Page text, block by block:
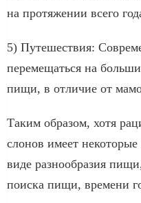
на протяжении всего
5) Путешествия:
перемещаться на
пищи, в отличие от
Таким образом, хотя
слонов имеет некоторые
виде разнообразия
поиска пищи, времени